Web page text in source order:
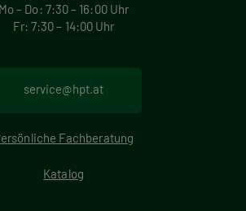
Mo – Do: 7:30 – 16:00 Uhr
Fr: 7:30 – 14:00 Uhr
service@hpt.at
Fachberatung
Katalog